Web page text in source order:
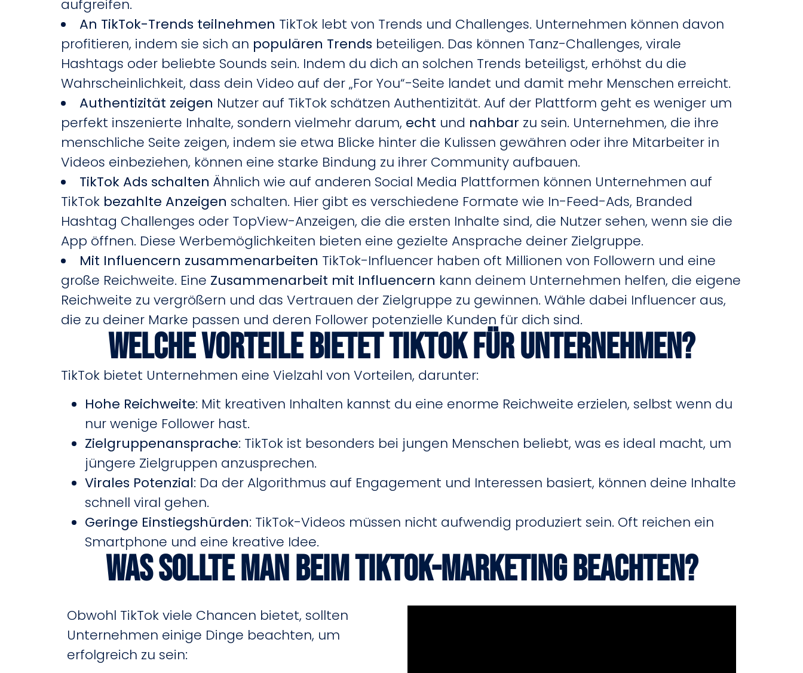
aufgreifen.
An TikTok-Trends teilnehmen TikTok lebt von Trends und Challenges. Unternehmen können davon
profitieren, indem sie sich an populären Trends beteiligen. Das können Tanz-Challenges, virale
Hashtags oder beliebte Sounds sein. Indem du dich an solchen Trends beteiligst, erhöhst du die
Wahrscheinlichkeit, dass dein Video auf der „For You“-Seite landet und damit mehr Menschen erreicht.
Authentizität zeigen Nutzer auf TikTok schätzen Authentizität. Auf der Plattform geht es weniger um
perfekt inszenierte Inhalte, sondern vielmehr darum, echt und nahbar zu sein. Unternehmen, die ihre
menschliche Seite zeigen, indem sie etwa Blicke hinter die Kulissen gewähren oder ihre Mitarbeiter in
Videos einbeziehen, können eine starke Bindung zu ihrer Community aufbauen.
TikTok Ads schalten Ähnlich wie auf anderen Social Media Plattformen können Unternehmen auf
TikTok bezahlte Anzeigen schalten. Hier gibt es verschiedene Formate wie In-Feed-Ads, Branded
Hashtag Challenges oder TopView-Anzeigen, die die ersten Inhalte sind, die Nutzer sehen, wenn sie die
App öffnen. Diese Werbemöglichkeiten bieten eine gezielte Ansprache deiner Zielgruppe.
Mit Influencern zusammenarbeiten TikTok-Influencer haben oft Millionen von Followern und eine
große Reichweite. Eine Zusammenarbeit mit Influencern kann deinem Unternehmen helfen, die eigene
Reichweite zu vergrößern und das Vertrauen der Zielgruppe zu gewinnen. Wähle dabei Influencer aus,
die zu deiner Marke passen und deren Follower potenzielle Kunden für dich sind.
Welche Vorteile bietet TikTok für Unternehmen?
TikTok bietet Unternehmen eine Vielzahl von Vorteilen, darunter:
Hohe Reichweite: Mit kreativen Inhalten kannst du eine enorme Reichweite erzielen, selbst wenn du
nur wenige Follower hast.
Zielgruppenansprache: TikTok ist besonders bei jungen Menschen beliebt, was es ideal macht, um
jüngere Zielgruppen anzusprechen.
Virales Potenzial: Da der Algorithmus auf Engagement und Interessen basiert, können deine Inhalte
schnell viral gehen.
Geringe Einstiegshürden: TikTok-Videos müssen nicht aufwendig produziert sein. Oft reichen ein
Smartphone und eine kreative Idee.
Was sollte man beim TikTok-Marketing beachten?
Obwohl TikTok viele Chancen bietet, sollten
Unternehmen einige Dinge beachten, um
erfolgreich zu sein: